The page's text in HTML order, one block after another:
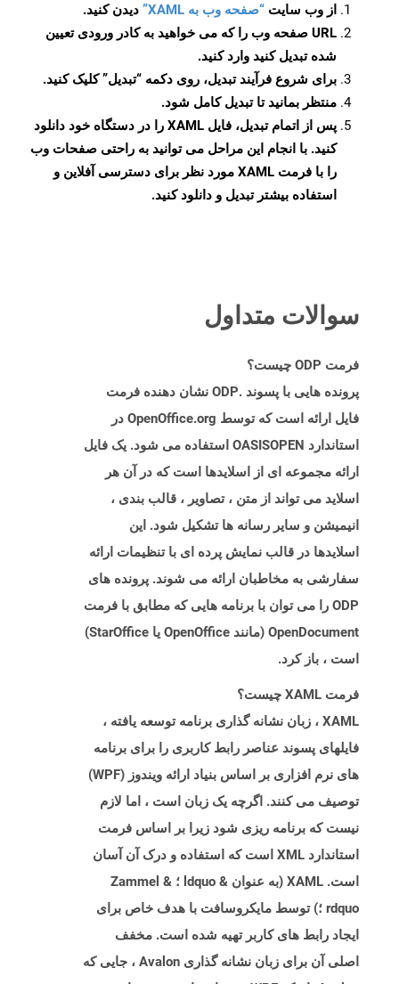
از وب سایت “صفحه وب به XAML”
دیدن کنید.
URL صفحه وب را که می خواهید به کادر ورودی تعیین
شده تبدیل کنید وارد کنید.
برای شروع فرآیند تبدیل، روی دکمه “تبدیل” کلیک کنید.
منتظر بمانید تا تبدیل کامل شود.
پس از اتمام تبدیل، فایل XAML را در دستگاه خود دانلود
کنید. با انجام این مراحل می توانید به راحتی صفحات وب
را با فرمت XAML مورد نظر برای دسترسی آفلاین و
استفاده بیشتر تبدیل و دانلود کنید.
سوالات متداول
فرمت ODP چیست؟
پرونده هایی با پسوند .ODP نشان دهنده فرمت
فایل ارائه است که توسط OpenOffice.org در
استاندارد OASISOPEN استفاده می شود. یک فایل
ارائه مجموعه ای از اسلایدها است که در آن هر
اسلاید می تواند از متن ، تصاویر ، قالب بندی ،
انیمیشن و سایر رسانه ها تشکیل شود. این
اسلایدها در قالب نمایش پرده ای با تنظیمات ارائه
سفارشی به مخاطبان ارائه می شوند. پرونده های
ODP را می توان با برنامه هایی که مطابق با فرمت
OpenDocument (مانند OpenOffice یا StarOffice)
است ، باز کرد.
فرمت XAML چیست؟
XAML ، زبان نشانه گذاری برنامه توسعه یافته ،
فایلهای پسوند عناصر رابط کاربری را برای برنامه
های نرم افزاری بر اساس بنیاد ارائه ویندوز (WPF)
توصیف می کنند. اگرچه یک زبان است ، اما لازم
نیست که برنامه ریزی شود زیرا بر اساس فرمت
استاندارد XML است که استفاده و درک آن آسان
است. XAML (به عنوان & ldquo ؛ Zammel &
rdquo ؛) توسط مایکروسافت با هدف خاص برای
ایجاد رابط های کاربر تهیه شده است. مخفف
اصلی آن برای زبان نشانه گذاری Avalon ، جایی که